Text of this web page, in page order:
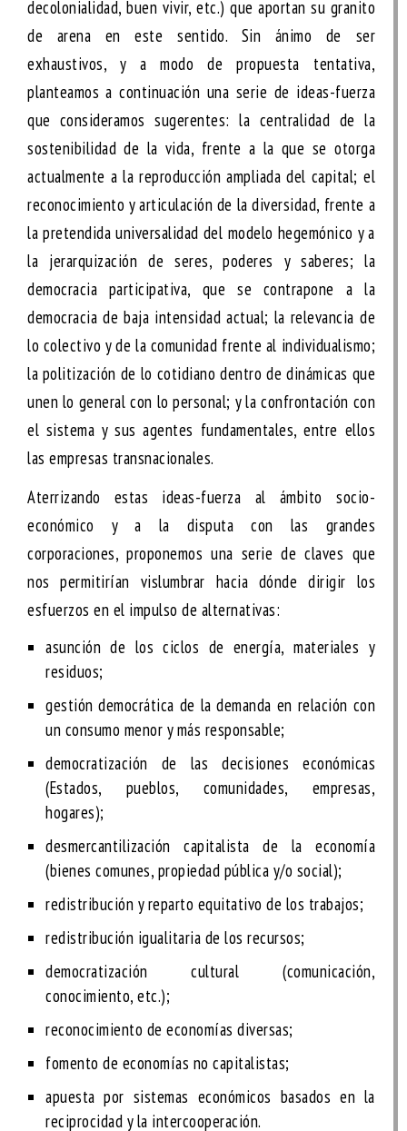
decolonialidad, buen vivir, etc.) que aportan su granito
de arena en este sentido. Sin ánimo de ser
exhaustivos, y a modo de propuesta tentativa,
planteamos a continuación una serie de ideas-fuerza
que consideramos sugerentes: la centralidad de la
sostenibilidad de la vida, frente a la que se otorga
actualmente a la reproducción ampliada del capital; el
reconocimiento y articulación de la diversidad, frente a
la pretendida universalidad del modelo hegemónico y a
la jerarquización de seres, poderes y saberes; la
democracia participativa, que se contrapone a la
democracia de baja intensidad actual; la relevancia de
lo colectivo y de la comunidad frente al individualismo;
la politización de lo cotidiano dentro de dinámicas que
unen lo general con lo personal; y laconfrontación con
el sistema y sus agentes fundamentales, entre ellos
las empresas transnacionales.
Aterrizando estas ideas-fuerza al ámbito socio-
económico y a la disputa con las grandes
corporaciones, proponemos una serie de claves que
nos permitirían vislumbrar hacia dónde dirigir los
esfuerzos en el impulso de alternativas:
asunción de los ciclos de energía, materiales y
residuos;
gestión democrática de la demanda en relación con
un consumo menor y más responsable;
democratización de las decisiones económicas
(Estados, pueblos, comunidades, empresas,
hogares);
desmercantilización capitalista de la economía
(bienes comunes, propiedad pública y/o social);
redistribución y reparto equitativo de los trabajos;
redistribución igualitaria de los recursos;
democratización cultural (comunicación,
conocimiento, etc.);
reconocimiento de economías diversas;
fomento de economías no capitalistas;
apuesta por sistemas económicos basados en la
reciprocidad y la intercooperación.